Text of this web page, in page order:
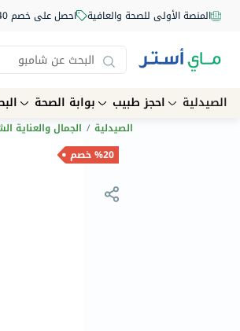
المنصة الأولى للصحة والعافية احصل على خصم 40% على أول طلب من الصيدلية أونلاين استخدم الكود: NEW40
الصيدلية احجز طبيب بوابة الصحة
الصيدلية / الجمال والعناية
%20 خصم